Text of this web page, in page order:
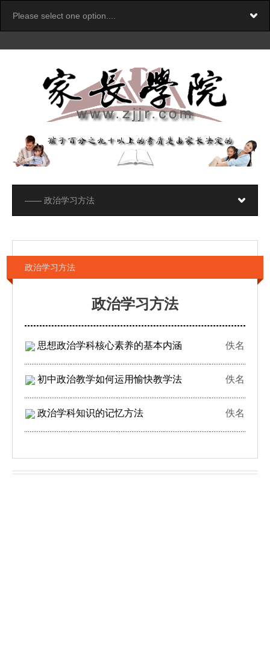
政治学习方法
政治学习方法
思想政治学科核心素养的基本内涵 佚名
初中政治教学如何运用愉快教学法 佚名
政治学科知识的记忆方法 佚名